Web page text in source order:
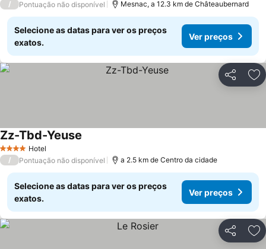
/ Pontuação não disponível Mesnac, a 12.3 km de Châteaubernard
Selecione as datas para ver os preços
exatos.
Ver preços
Partilhar
4 EstrelasHotel
Zz-Tbd-Yeuse
/ Pontuação não disponível a 2.5 km de Centro da cidade
Selecione as datas para ver os preços
exatos.
Ver preços
Partilhar